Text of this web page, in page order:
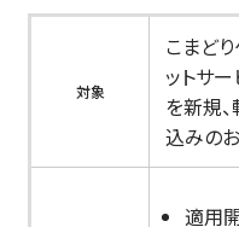
対象
こまど
ットサー
を新規
込みの
適用